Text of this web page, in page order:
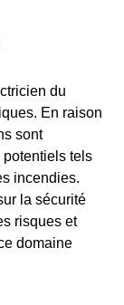
du
En raison
sont
tels
incendies.
la sécurité
risques et
domaine